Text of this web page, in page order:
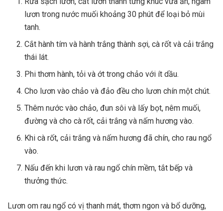
lươn trong nước muối khoảng 30 phút để loại bỏ mùi
tanh.
Cắt hành tím và hành trắng thành sợi, cà rốt và cải trắng
thái lát.
Phi thơm hành, tỏi và ớt trong chảo với ít dầu.
Cho lươn vào chảo và đảo đều cho lươn chín một chút.
Thêm nước vào chảo, đun sôi và lấy bọt, nêm muối,
đường và cho cà rốt, cải trắng và nấm hương vào.
Khi cà rốt, cải trắng và nấm hương đã chín, cho rau ngổ
vào.
Nấu đến khi lươn và rau ngổ chín mềm, tắt bếp và
thưởng thức.
Lươn om rau ngổ có vị thanh mát, thơm ngon và bổ dưỡng,